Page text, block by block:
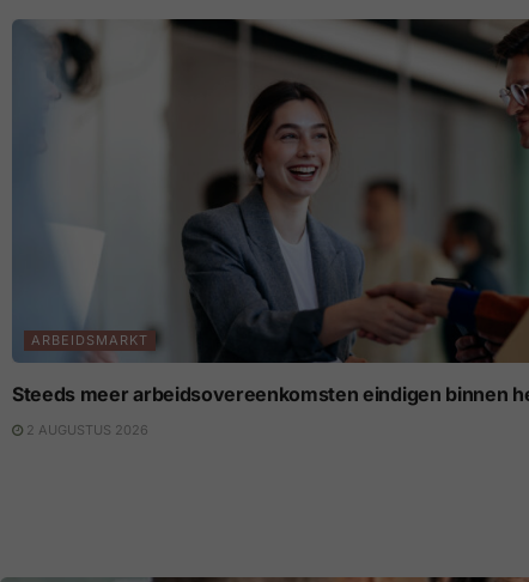
ARBEIDSMARKT
Steeds meer arbeidsovereenkomsten eindigen binnen
2 AUGUSTUS 2026